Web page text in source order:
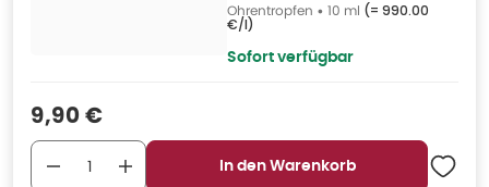
Ohrentropfen • 10 ml (= 990.00
€/l)
Sofort verfügbar
Verkaufspreis
9,90 €
In den Warenkorb